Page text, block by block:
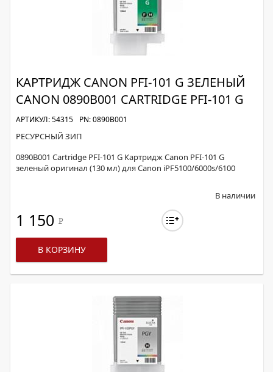
КАРТРИДЖ CANON PFI-101 G ЗЕЛЕНЫЙ
CANON 0890B001 CARTRIDGE PFI-101 G
АРТИКУЛ: 54315 PN: 0890B001
РЕСУРСНЫЙ ЗИП
0890B001 Cartridge PFI-101 G Картридж Canon PFI-101 G
зеленый оригинал (130 мл) для Canon iPF5100/6000s/6100
В наличии
1 150 Р
В КОРЗИНУ